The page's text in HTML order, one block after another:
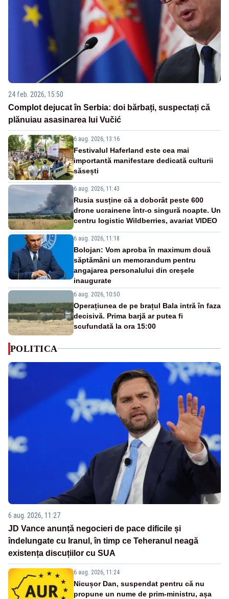
24 feb. 2026, 15:50
Complot dejucat în Serbia: doi bărbați, suspectați că
plănuiau asasinarea lui Vučić
6 aug. 2026, 13:16
Festivalul Haferland este cea mai
importantă manifestare dedicată culturii
săsești
6 aug. 2026, 11:43
Rusia susține că a doborât peste 600
drone ucrainene într-o singură noapte. Un
centru logistic Wildberries, avariat VIDEO
6 aug. 2026, 11:18
Bolojan: Vom aproba în maximum două
săptămâni un memorandum pentru
angajarea personalului din creșele
inaugurate
6 aug. 2026, 10:50
Operațiunea de pe brațul Bala intră în faza
decisivă. Prima barjă ar putea fi
scufundată la ora 15:00
POLITICA
6 aug. 2026, 11:27
JD Vance anunță negocieri de pace dificile și
îndelungate cu Iranul, în timp ce Teheranul neagă
existența discuțiilor cu SUA
6 aug. 2026, 11:24
Nicușor Dan, suspendat pentru că nu
propune un nume de prim-ministru, așa